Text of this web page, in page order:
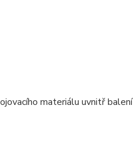
materiálu uvnitř balení